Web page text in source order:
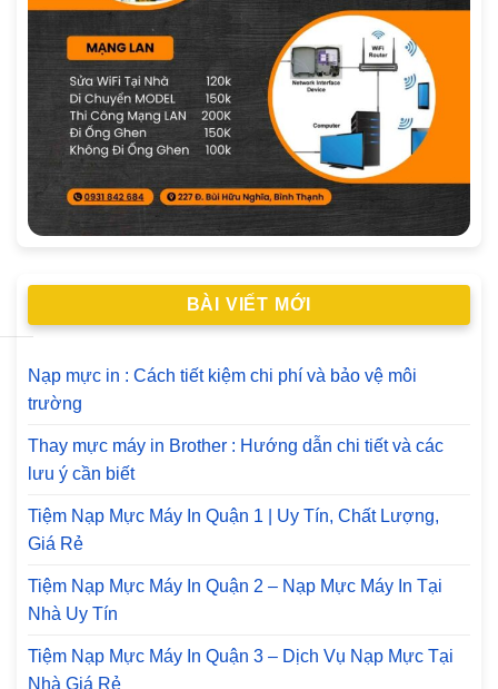
BÀI VIẾT MỚI
Nạp mực in : Cách tiết kiệm chi phí và bảo vệ môi
trường
Thay mực máy in Brother : Hướng dẫn chi tiết và các
lưu ý cần biết
Tiệm Nạp Mực Máy In Quận 1 | Uy Tín, Chất Lượng,
Giá Rẻ
Tiệm Nạp Mực Máy In Quận 2 – Nạp Mực Máy In Tại
Nhà Uy Tín
Tiệm Nạp Mực Máy In Quận 3 – Dịch Vụ Nạp Mực Tại
Nhà Giá Rẻ